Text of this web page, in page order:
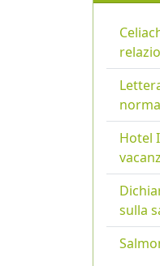
Hotel
sulla